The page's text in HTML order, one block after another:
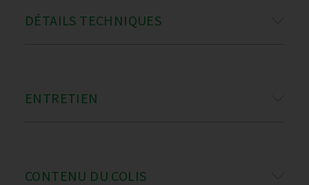
DÉTAILS TECHNIQUES
ENTRETIEN
CONTENU DU COLIS